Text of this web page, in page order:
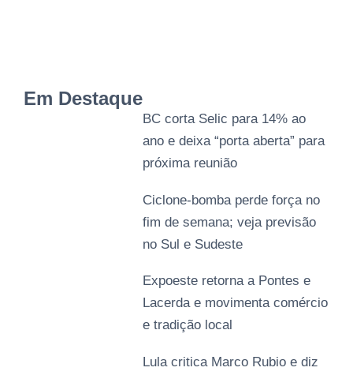
Em Destaque
BC corta Selic para 14% ao
ano e deixa “porta aberta” para
próxima reunião
Ciclone-bomba perde força no
fim de semana; veja previsão
no Sul e Sudeste
Expoeste retorna a Pontes e
Lacerda e movimenta comércio
e tradição local
Lula critica Marco Rubio e diz